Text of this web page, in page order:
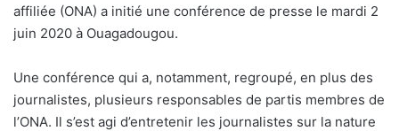
affiliée (ONA) a initié une conférence de presse le mardi 2
juin 2020 à Ouagadougou.
Une conférence qui a, notamment, regroupé, en plus des
journalistes, plusieurs responsables de partis membres de
l’ONA. Il s’est agi d’entretenir les journalistes sur la nature